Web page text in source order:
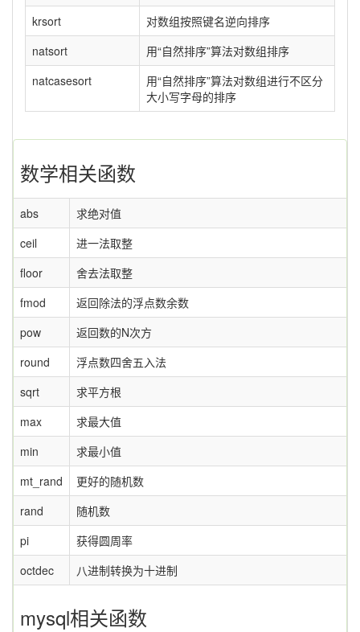
krsort
对数组按照键名逆向排序
natsort
用“自然排序”算法对数组排序
natcasesort
用“自然排序”算法对数组进行不区分
大小写字母的排序
数学相关函数
abs
求绝对值
ceil
进一法取整
floor
舍去法取整
fmod
返回除法的浮点数余数
pow
返回数的N次方
round
浮点数四舍五入法
sqrt
求平方根
max
求最大值
min
求最小值
mt_rand
更好的随机数
rand
随机数
pi
获得圆周率
octdec
八进制转换为十进制
mysql相关函数